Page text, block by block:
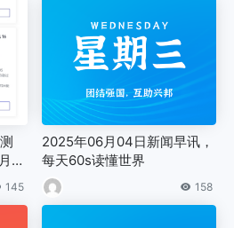
，
码
145
2025年06月04日新闻早讯，
每天60s读懂世界
158